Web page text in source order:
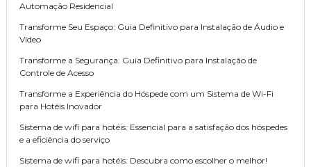
Automação Residencial
Transforme Seu Espaço: Guia Definitivo para Instalação de Áudio e
Vídeo
Transforme a Segurança: Guia Definitivo para Instalação de
Controle de Acesso
Transforme a Experiência do Hóspede com um Sistema de Wi-Fi
para Hotéis Inovador
Sistema de wifi para hotéis: Essencial para a satisfação dos hóspedes
e a eficiência do serviço
Sistema de wifi para hotéis: Descubra como escolher o melhor!